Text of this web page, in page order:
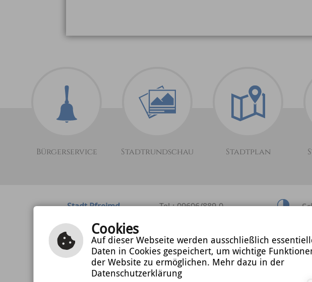
Bürgerservice Stadtrundschau Stadtplan
Stadt Pfreimd
Tel.: 09606/889-0
92536 Pfreimd
Cookies
Auf dieser Webseite werden ausschließlich
Daten in Cookies gespeichert, um wichtige
der Website zu ermöglichen. Mehr dazu in der
Datenschutzerklärung